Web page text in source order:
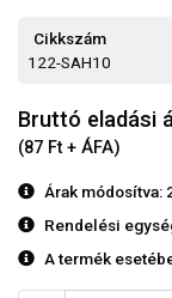
Cikkszám
122-SAH10
Bruttó eladási
(87 Ft + ÁFA)
Árak módosítva:
Rendelési
A termék